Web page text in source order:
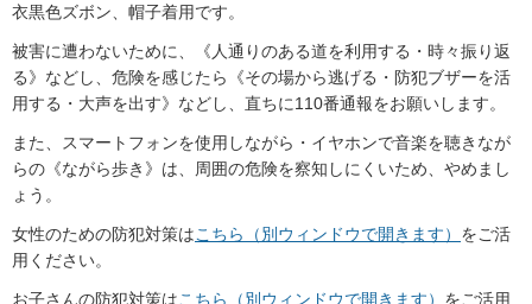
衣黒色ズボン、帽子着用です。
被害に遭わないために、《人通りのある道を利用する・時々振り返
る》などし、危険を感じたら《その場から逃げる・防犯ブザーを活
用する・大声を出す》などし、直ちに110番通報をお願いします。
また、スマートフォンを使用しながら・イヤホンで音楽を聴きなが
らの《ながら歩き》は、周囲の危険を察知しにくいため、やめまし
ょう。
女性のための防犯対策はこちら（別ウィンドウで開きます） をご活
用ください。
お子さんの防犯対策はこちら（別ウィンドウで開きます） をご活用